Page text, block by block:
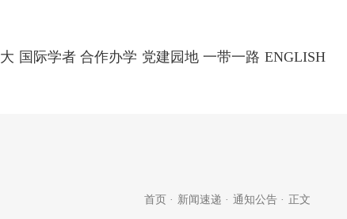
国际学者 合作办学 党建园地 一带一路 ENGLISH
首页 · 新闻速递 · 通知公告 · 正文